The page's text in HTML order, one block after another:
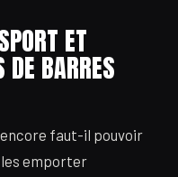
ET
DE BARRES
faut-il pouvoir
emporter